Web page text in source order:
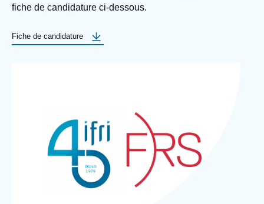
Événements
Nous soutenir
À propos de l'Ifri
L'Ifri en bref
Recherches fréquentes
fiche de candidature ci-dessous.
Label
Fiche de candidature